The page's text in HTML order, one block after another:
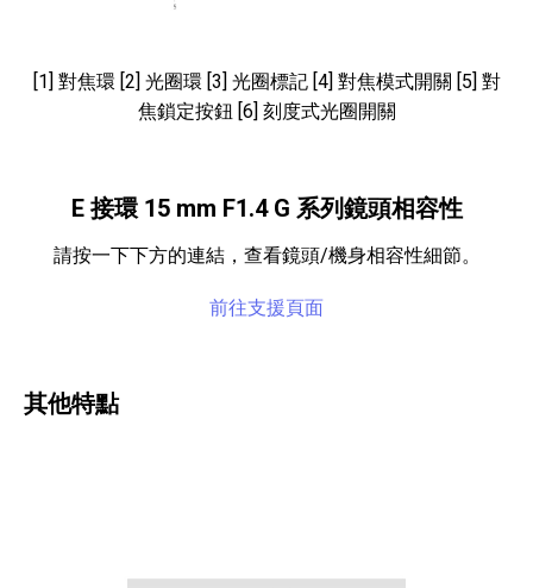
[1] 對焦環 [2] 光圈環 [3] 光圈標記 [4] 對焦模式開關 [5] 對
焦鎖定按鈕 [6] 刻度式光圈開關
E 接環 15 mm F1.4 G 系列鏡頭相容性
請按一下下方的連結，查看鏡頭/機身相容性細節。
前往支援頁面
其他特點